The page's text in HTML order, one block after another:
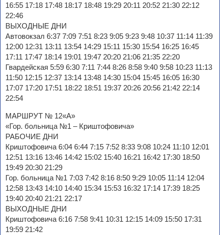
16:55 17:18 17:48 18:17 18:48 19:29 20:11 20:52 21:30 22:12
22:46
ВЫХОДНЫЕ ДНИ
Автовокзал 6:37 7:09 7:51 8:23 9:05 9:23 9:48 10:37 11:14 11:39
12:00 12:31 13:11 13:54 14:29 15:11 15:30 15:54 16:25 16:45
17:11 17:47 18:14 19:01 19:47 20:20 21:06 21:35 22:20
Гвардейская 5:59 6:30 7:11 7:44 8:26 8:58 9:40 9:58 10:23 11:13
11:50 12:15 12:37 13:14 13:48 14:30 15:04 15:45 16:05 16:30
17:07 17:20 17:51 18:22 18:51 19:37 20:26 20:56 21:42 22:14
22:54
МАРШРУТ № 12«А»
«Гор. больница №1 – Криштофовича»
РАБОЧИЕ ДНИ
Криштофовича 6:04 6:44 7:15 7:52 8:33 9:08 10:24 11:10 12:01
12:51 13:16 13:46 14:42 15:02 15:40 16:21 16:42 17:30 18:50
19:49 20:30 21:29
Гор. больница №1 7:03 7:42 8:16 8:50 9:29 10:05 11:14 12:04
12:58 13:43 14:10 14:40 15:34 15:53 16:32 17:14 17:39 18:25
19:40 20:40 21:21 22:17
ВЫХОДНЫЕ ДНИ
Криштофовича 6:16 7:58 9:41 10:31 12:15 14:09 15:50 17:31
19:59 21:42